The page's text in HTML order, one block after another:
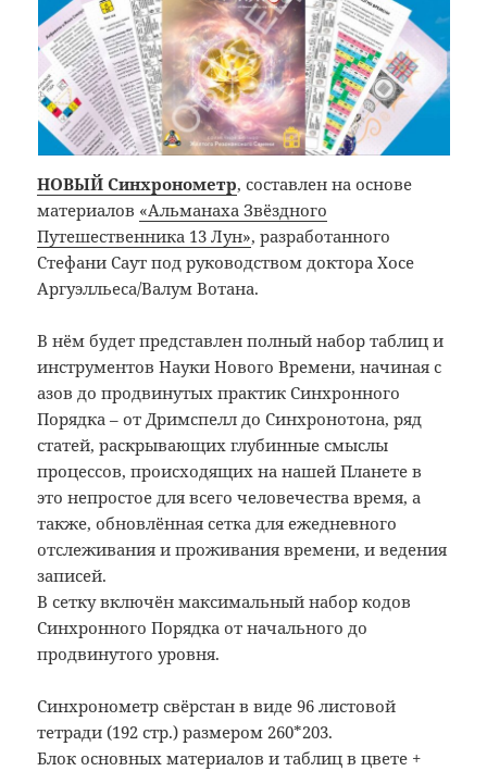
НОВЫЙ Синхронометр, составлен на основе
материалов «Альманаха Звёздного
Путешественника 13 Лун», разработанного
Стефани Саут под руководством доктора Хосе
Аргуэлльеса/Валум Вотана.
В нём будет представлен полный набор таблиц и
инструментов Науки Нового Времени, начиная с
азов до продвинутых практик Синхронного
Порядка – от Дримспелл до Синхронотона, ряд
статей, раскрывающих глубинные смыслы
процессов, происходящих на нашей Планете в
это непростое для всего человечества время, а
также, обновлённая сетка для ежедневного
отслеживания и проживания времени, и ведения
записей.
В сетку включён максимальный набор кодов
Синхронного Порядка от начального до
продвинутого уровня.
Синхронометр свёрстан в виде 96 листовой
тетради (192 стр.) размером 260*203.
Блок основных материалов и таблиц в цвете +